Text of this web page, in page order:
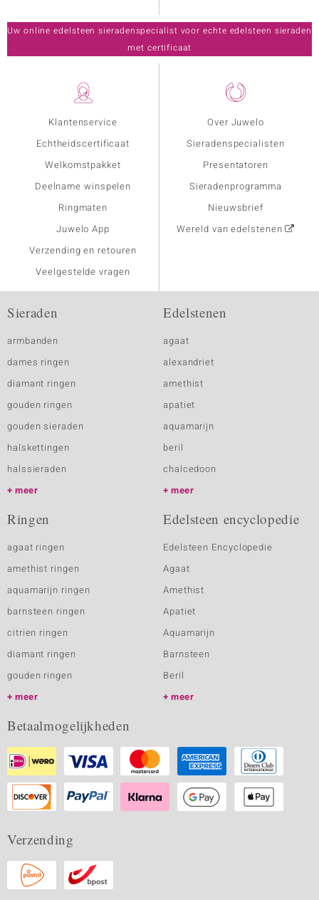
Klantenservice
Echtheidscertificaat
Welkomstpakket
Deelname winspelen
Ringmaten
Juwelo App
Verzending en retouren
Veelgestelde vragen
Over Juwelo
Sieradenspecialisten
Presentatoren
Sieradenprogramma
Nieuwsbrief
Wereld van edelstenen
Uw online edelsteen sieradenspecialist voor echte edelsteen sieraden
met certificaat
Sieraden
armbanden
dames ringen
diamant ringen
gouden ringen
gouden sieraden
halskettingen
halssieraden
meer
Edelstenen
agaat
alexandriet
amethist
apatiet
aquamarijn
beril
chalcedoon
meer
Ringen
agaat ringen
amethist ringen
aquamarijn ringen
barnsteen ringen
citrien ringen
diamant ringen
gouden ringen
meer
Edelsteen encyclopedie
Edelsteen Encyclopedie
Agaat
Amethist
Apatiet
Aquamarijn
Barnsteen
Beril
meer
Betaalmogelijkheden
Verzending